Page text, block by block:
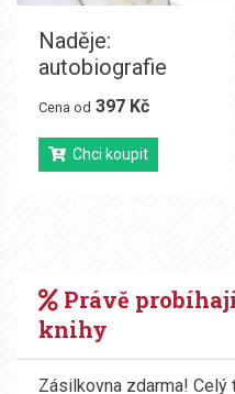
Naděje:
autobiografie
Cena od 397 Kč
Chci koupit
Právě
knihy
Zásilkovna zdarma!